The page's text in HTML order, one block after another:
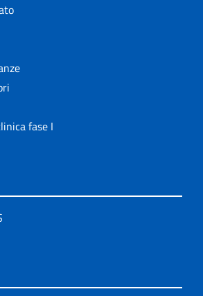
project
fase I